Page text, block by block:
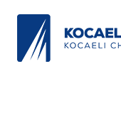
KSO 3500’ü aşkın
Merkez, Çayırova,